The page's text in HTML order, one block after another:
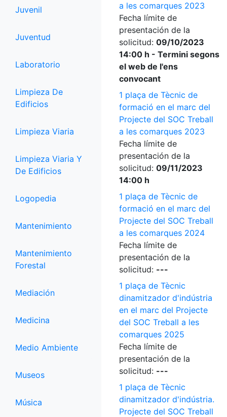
Juvenil
Juventud
Laboratorio
Limpieza De
Edificios
Limpieza Viaria
Limpieza Viaria Y
De Edificios
Logopedia
Mantenimiento
Mantenimiento
Forestal
Mediación
Medicina
Medio Ambiente
Museos
Música
a les comarques 2023
Fecha límite de
presentación de la
solicitud: 09/10/2023
14:00 h - Termini segons
el web de l'ens
convocant
1 plaça de Tècnic de
formació en el marc del
Projecte del SOC Treball
a les comarques 2023
Fecha límite de
presentación de la
solicitud: 09/11/2023
14:00 h
1 plaça de Tècnic de
formació en el marc del
Projecte del SOC Treball
a les comarques 2024
Fecha límite de
presentación de la
solicitud: ---
1 plaça de Tècnic
dinamitzador d'indústria
en el marc del Projecte
del SOC Treball a les
comarques 2025
Fecha límite de
presentación de la
solicitud: ---
1 plaça de Tècnic
dinamitzador d'indústria.
Projecte del SOC Treball